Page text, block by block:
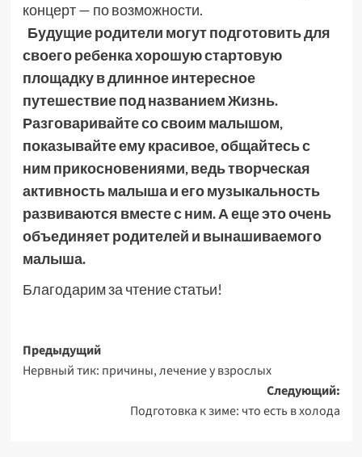
концерт — по возможности.
Будущие родители могут подготовить для
своего ребенка хорошую стартовую
площадку в длинное интересное
путешествие под названием Жизнь.
Разговаривайте со своим малышом,
показывайте ему красивое, общайтесь с
ним прикосновениями, ведь творческая
активность малыша и его музыкальность
развиваются вместе с ним. А еще это очень
объединяет родителей и вынашиваемого
малыша.
Благодарим за чтение статьи!
Навигация
записи
Предыдущий
Нервный тик: причины, лечение у взрослых
Следующий:
Подготовка к зиме: что есть в холода